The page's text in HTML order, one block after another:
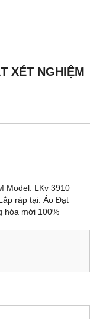
XÉT NGHIỆM
Model: LKv 3910
ráp tại: Áo Đạt
hóa mới 100%